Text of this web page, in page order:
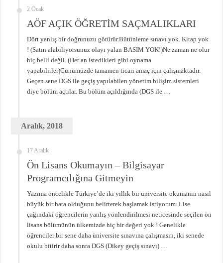
2 Ocak
AÖF AÇIK ÖĞRETİM SAÇMALIKLARI
Dört yanlış bir doğrunuzu götürür.Bütünleme sınavı yok. Kitap yok
! (Satın alabiliyorsunuz olayı yalan BASIM YOK!)Ne zaman ne olur
hiç belli değil. (Her an istedikleri gibi oynama
yapabilirler)Günümüzde tamamen ticari amaç için çalışmaktadır.
Geçen sene DGS ile geçiş yapılabilen yönetim bilişim sistemleri
diye bölüm açtılar. Bu bölüm açıldığında (DGS ile …
Aralık, 2018
17 Aralık
Ön Lisans Okumayın – Bilgisayar
Programcılığına Gitmeyin
Yazıma öncelikle Türkiye’de iki yıllık bir üniversite okumanın nasıl
büyük bir hata olduğunu belirterek başlamak istiyorum. Lise
çağındaki öğrencilerin yanlış yönlendirilmesi neticesinde seçilen ön
lisans bölümünün ülkemizde hiç bir değeri yok ! Genelikle
öğrenciler bir sene daha üniversite sınavına çalışmasın, iki senede
okulu bitirir daha sonra DGS (Dikey geçiş sınavı) …